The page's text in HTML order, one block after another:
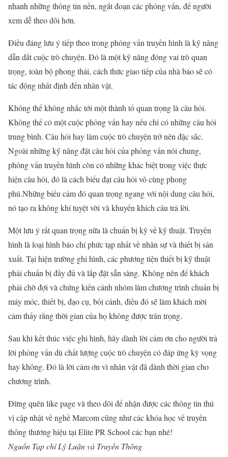
nhanh những thông tin nền, ngắt đoạn các phỏng vấn, để người
xem dễ theo dõi hơn.
Điều đáng lưu ý tiếp theo trong phỏng vấn truyền hình là kỹ năng
dẫn dắt cuộc trò chuyện. Đó là một kỹ năng đóng vai trò quan
trọng, toàn bộ phong thái, cách thức giao tiếp của nhà báo sẽ có
tác động nhất định đến nhân vật.
Không thể không nhắc tới một thành tố quan trọng là câu hỏi.
Không thể có một cuộc phỏng vấn hay nếu chỉ có những câu hỏi
trung bình. Câu hỏi hay làm cuộc trò chuyện trở nên đặc sắc.
Ngoài những kỹ năng đặt câu hỏi của phỏng vấn nói chung,
phỏng vấn truyền hình còn có những khác biệt trong việc thực
hiện câu hỏi, đó là cách biểu đạt câu hỏi vô cùng phong
phú.Những biểu cảm đó quan trọng ngang với nội dung câu hỏi,
nó tạo ra không khí tuyệt vời và khuyến khích câu trả lời.
Một lưu ý rất quan trọng nữa là chuẩn bị kỹ về kỹ thuật. Truyền
hình là loại hình báo chí phức tạp nhất về nhân sự và thiết bị sản
xuất. Tại hiện trường ghi hình, các phương tiện thiết bị kỹ thuật
phải chuẩn bị đầy đủ và lắp đặt sẵn sàng. Không nên để khách
phải chờ đợi và chứng kiến cảnh nhóm làm chương trình chuẩn bị
máy móc, thiết bị, đạo cụ, bối cảnh, điều đó sẽ làm khách mời
cảm thấy rằng thời gian của họ không được trân trọng.
Sau khi kết thúc việc ghi hình, hãy dành lời cảm ơn cho người trả
lời phỏng vấn dù chất lượng cuộc trò chuyện có đáp ứng kỳ vọng
hay không. Đó là lời cảm ơn vì nhân vật đã dành thời gian cho
chương trình.
Đừng quên like page và theo dõi để nhận được các thông tin thú
vị cập nhật về nghề Marcom cũng như các khóa học về truyền
thông thương hiệu tại Elite PR School các bạn nhé!
Nguồn Tạp chí Lý Luận và Truyền Thông